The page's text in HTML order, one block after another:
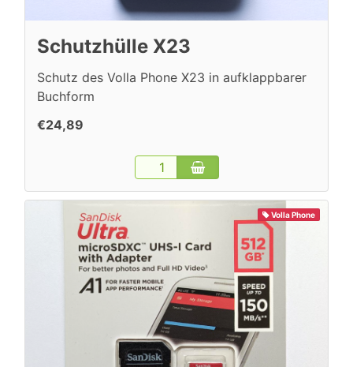
Schutzhülle X23
Schutz des Volla Phone X23 in aufklappbarer
Buchform
€24,89
Volla Phone